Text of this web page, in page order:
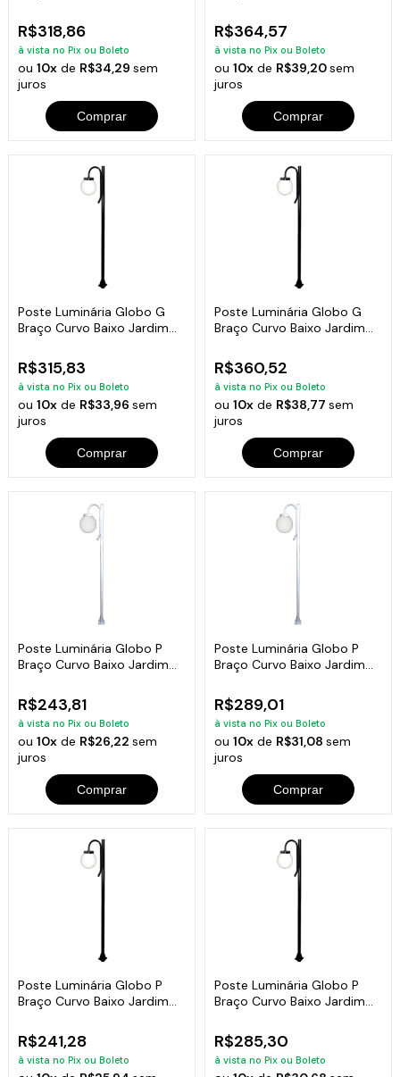
R$318,86
à vista no Pix ou Boleto
ou10x de R$34,29sem
juros
Comprar
R$364,57
à vista no Pix ou Boleto
ou 10xde R$39,20sem
juros
Comprar
Poste Luminária Globo G
Braço Curvo Baixo Jardim
R$315,83
à vista no Pix ou Boleto
ou10x de R$33,96sem
juros
Comprar
Poste Luminária Globo G
Braço Curvo Baixo Jardim
R$360,52
à vista no Pix ou Boleto
ou 10xde R$38,77 sem
juros
Comprar
Poste Luminária Globo P
Braço Curvo Baixo Jardim
R$243,81
à vista no Pix ou Boleto
ou10x de R$26,22sem
juros
Comprar
Poste Luminária Globo P
Braço Curvo Baixo Jardim
R$289,01
à vista no Pix ou Boleto
ou 10xde R$31,08 sem
juros
Comprar
Poste Luminária Globo P
Braço Curvo Baixo Jardim
R$241,28
à vista no Pix ou Boleto
Poste Luminária Globo P
Braço Curvo Baixo Jardim
R$285,30
à vista no Pix ou Boleto